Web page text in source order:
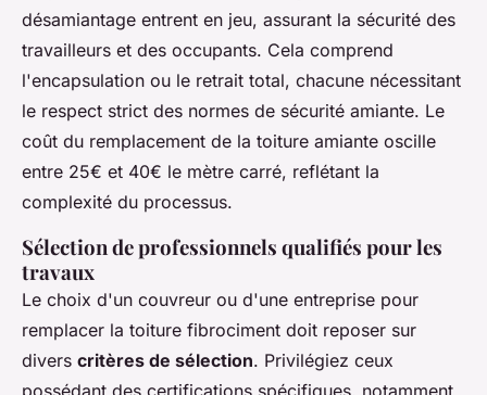
désamiantage entrent en jeu, assurant la sécurité des
travailleurs et des occupants. Cela comprend
l'encapsulation ou le retrait total, chacune nécessitant
le respect strict des normes de sécurité amiante. Le
coût du remplacement de la toiture amiante oscille
entre 25€ et 40€ le mètre carré, reflétant la
complexité du processus.
Sélection de professionnels qualifiés pour les
travaux
Le choix d'un couvreur ou d'une entreprise pour
remplacer la toiture fibrociment doit reposer sur
divers critères de sélection. Privilégiez ceux
possédant des certifications spécifiques, notamment